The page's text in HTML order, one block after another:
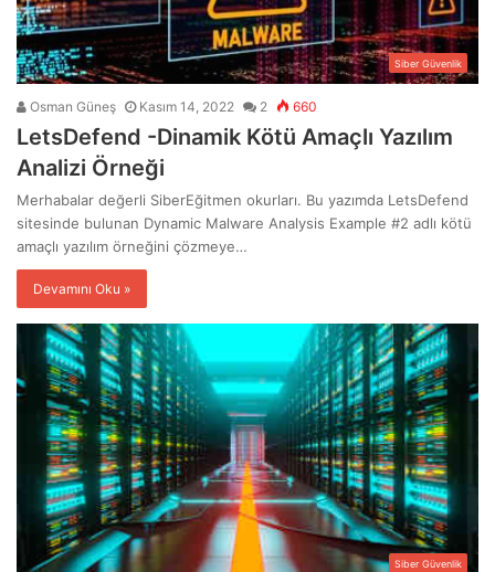
Siber Güvenlik
Osman Güneş Kasım 14, 2022 2 660
LetsDefend -Dinamik Kötü Amaçlı Yazılım
Analizi Örneği
Merhabalar değerli SiberEğitmen okurları. Bu yazımda LetsDefend
sitesinde bulunan Dynamic Malware Analysis Example #2 adlı kötü
amaçlı yazılım örneğini çözmeye…
Devamını Oku »
Siber Güvenlik